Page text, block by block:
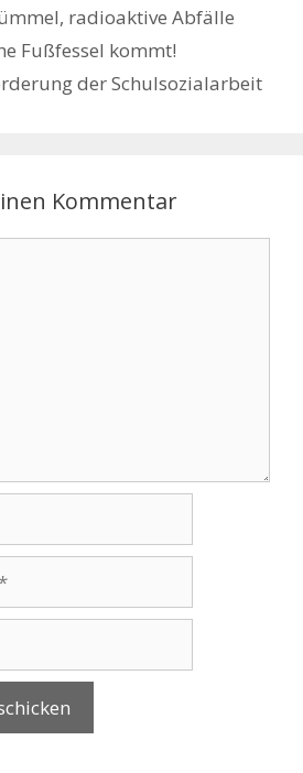
, radioaktive Abfälle
Fußfessel kommt!
der Schulsozialarbeit
Kommentar